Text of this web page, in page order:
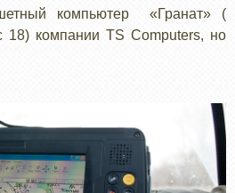
компьютер «Гранат» (
18) компании TS Computers, но